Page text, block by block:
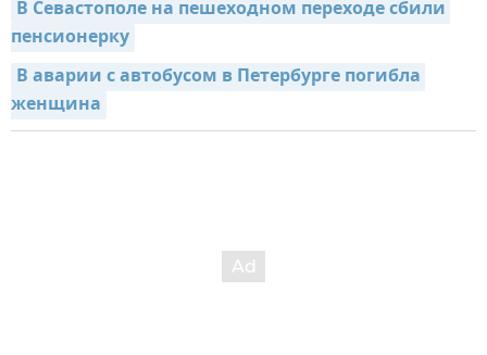
В Севастополе на пешеходном переходе сбили
пенсионерку
В аварии с автобусом в Петербурге погибла
женщина